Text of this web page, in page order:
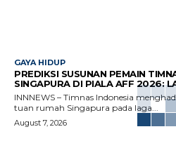
GAYA HIDUP
PREDIKSI SUSUNAN PEMAIN
SINGAPURA DI PIALA AFF 2026:
INNNEWS – Timnas Indonesia
tuan rumah Singapura pada laga...
August 7, 2026